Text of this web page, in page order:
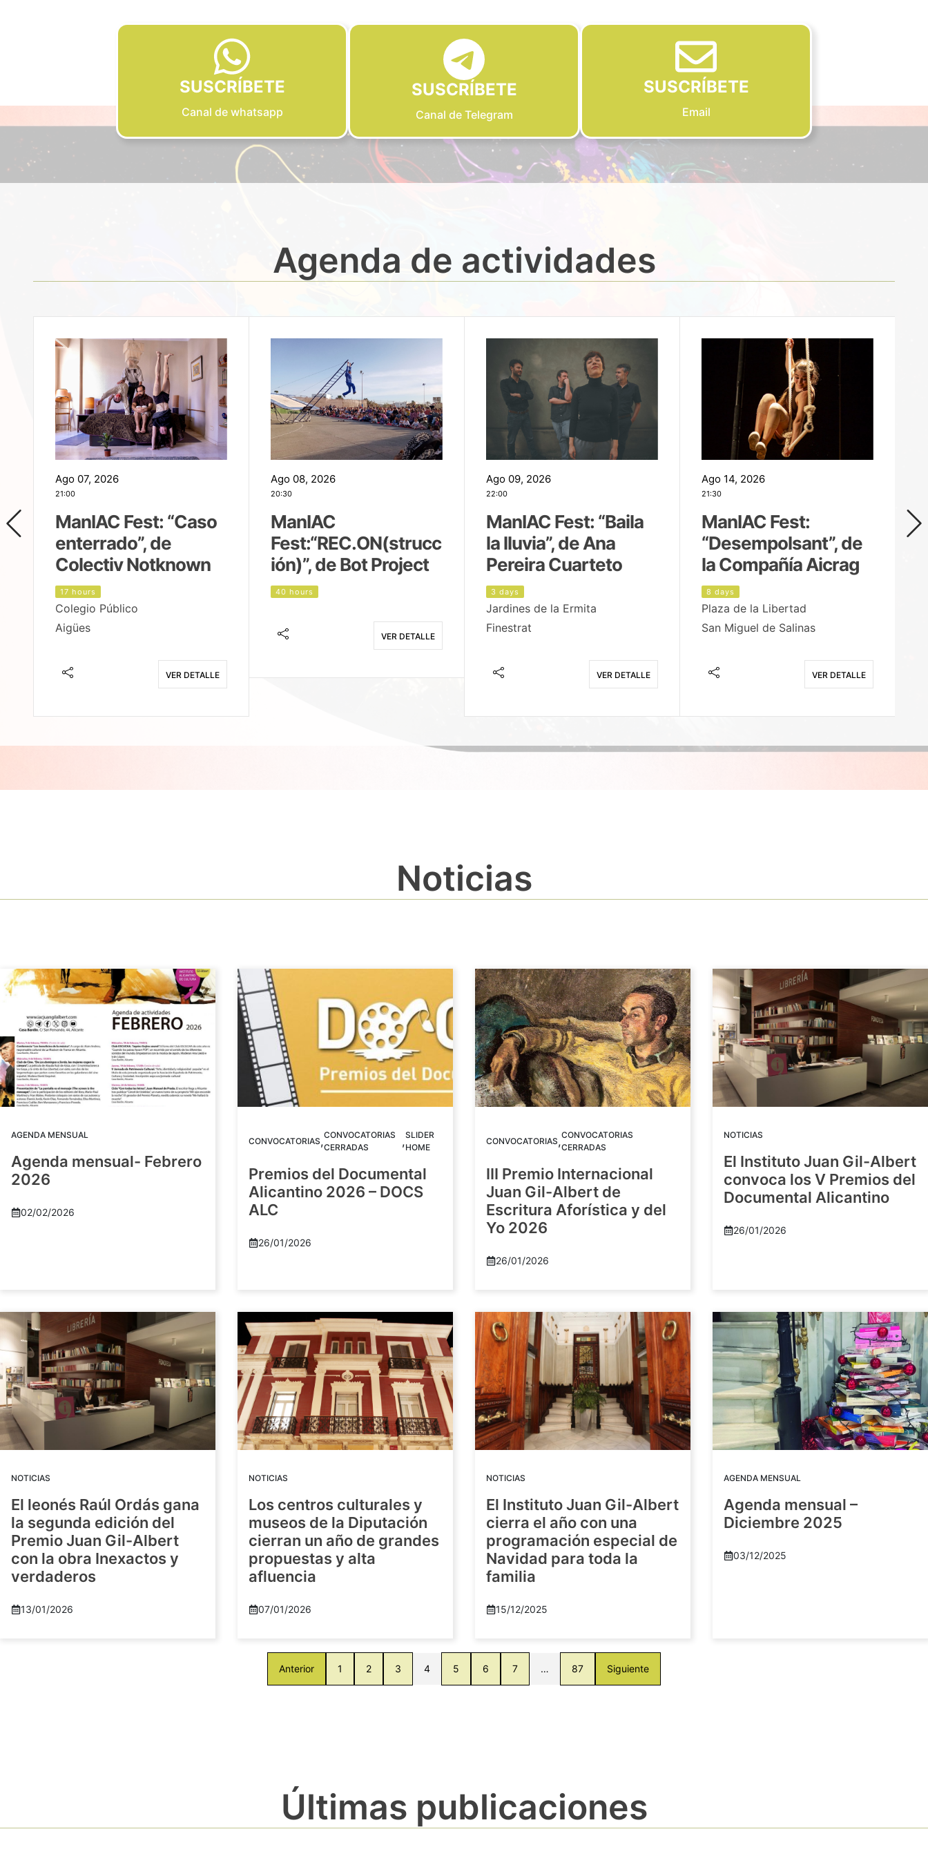
SUSCRÍBETE
Canal de whatsapp
SUSCRÍBETE
Canal de Telegram
SUSCRÍBETE
Email
Agenda de actividades
Ago 07, 2026
21:00
ManIAC Fest: “Caso
enterrado”, de
Colectiv Notknown
17 hours
Colegio Público
Aigües
VER DETALLE
Ago 08, 2026
20:30
ManIAC
Fest:“REC.ON(strucc
ión)”, de Bot Project
40 hours
VER DETALLE
Ago 09, 2026
22:00
ManIAC Fest: “Baila
la lluvia”, de Ana
Pereira Cuarteto
3 days
Jardines de la Ermita
Finestrat
VER DETALLE
Ago 14, 2026
21:30
ManIAC Fest:
“Desempolsant”, de
la Compañía Aicrag
8 days
Plaza de la Libertad
San Miguel de Salinas
VER DETALLE
Noticias
AGENDA MENSUAL
Agenda mensual- Febrero
2026
02/02/2026
CONVOCATORIAS,CONVOCATORIAS
CERRADAS
,SLIDER
HOME
Premios del Documental
Alicantino 2026 – DOCS
ALC
26/01/2026
CONVOCATORIAS,CONVOCATORIAS
CERRADAS
III Premio Internacional
Juan Gil-Albert de
Escritura Aforística y del
Yo 2026
26/01/2026
NOTICIAS
El Instituto Juan Gil-Albert
convoca los V Premios del
Documental Alicantino
26/01/2026
NOTICIAS
El leonés Raúl Ordás gana
la segunda edición del
Premio Juan Gil-Albert
con la obra Inexactos y
verdaderos
13/01/2026
NOTICIAS
Los centros culturales y
museos de la Diputación
cierran un año de grandes
propuestas y alta
afluencia
07/01/2026
NOTICIAS
El Instituto Juan Gil-Albert
cierra el año con una
programación especial de
Navidad para toda la
familia
15/12/2025
AGENDA MENSUAL
Agenda mensual –
Diciembre 2025
03/12/2025
Anterior 1 2 3 4 5 6 7 … 87 Siguiente
Últimas publicaciones